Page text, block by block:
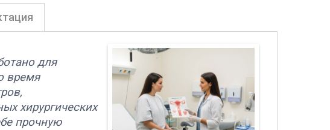
для
время
хирургических
прочную